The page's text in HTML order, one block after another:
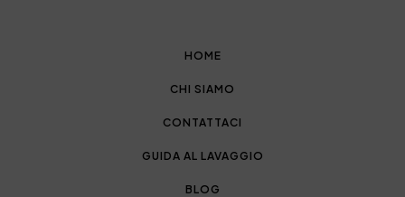
HOME
CHI SIAMO
CONTATTACI
GUIDA AL LAVAGGIO
BLOG